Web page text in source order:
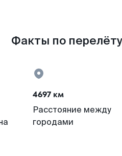
Факты по
4697 км
Расстояние между
городами